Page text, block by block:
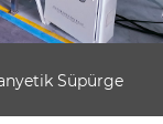
Süpürge